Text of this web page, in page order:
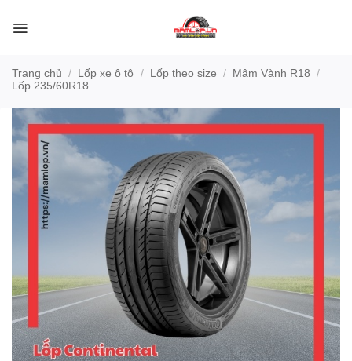
qua
Trang chủ / Lốp xe ô tô / Lốp theo size / Mâm Vành R18 /
Lốp 235/60R18